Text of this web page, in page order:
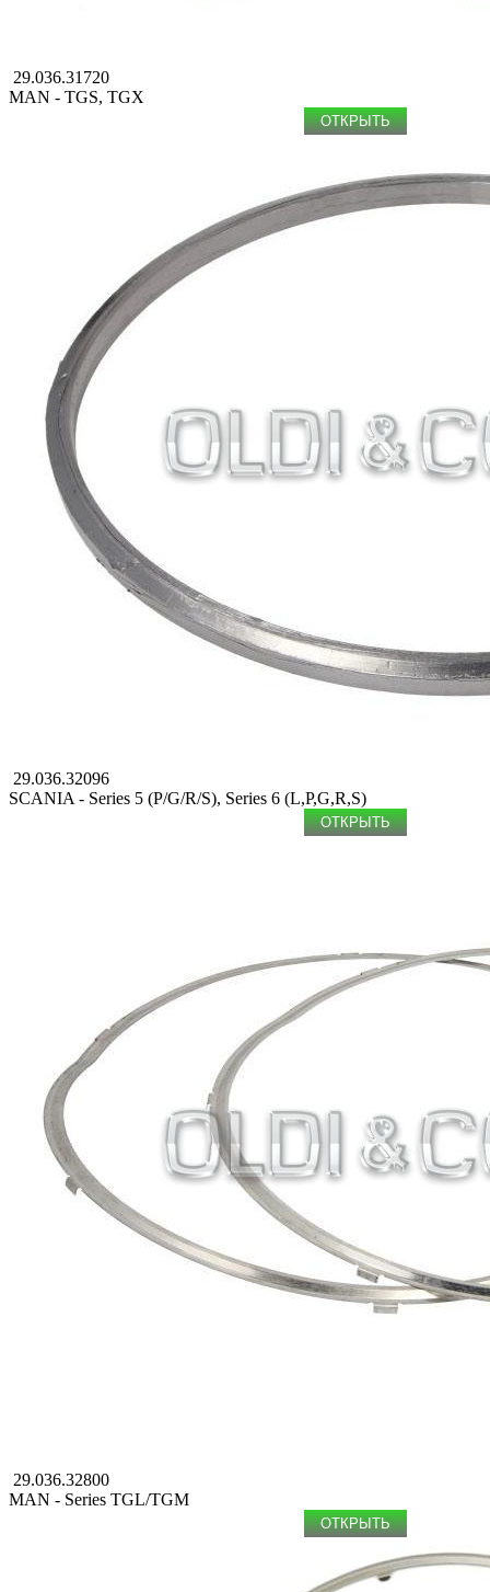
29.036.31720
MAN - TGS, TGX
ОТКРЫТЬ
29.036.32096
SCANIA - Series 5 (P/G/R/S), Series 6 (L,P,G,R,S)
ОТКРЫТЬ
29.036.32800
MAN - Series TGL/TGM
ОТКРЫТЬ